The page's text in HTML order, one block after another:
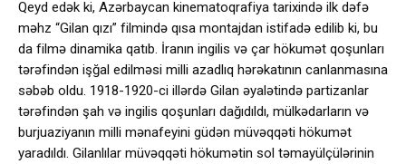
Qeyd edək ki, Azərbaycan kinematoqrafiya tarixində ilk dəfə
məhz “Gilan qızı” filmində qısa montajdan istifadə edilib ki, bu
da filmə dinamika qatıb. İranın ingilis və çar hökumət qoşunları
tərəfindən işğal edilməsi milli azadlıq hərəkatının canlanmasına
səbəb oldu. 1918-1920-ci illərdə Gilan əyalətində partizanlar
tərəfindən şah və ingilis qoşunları dağıdıldı, mülkədarların və
burjuaziyanın milli mənafeyini güdən müvəqqəti hökumət
yaradıldı. Gilanlılar müvəqqəti hökumətin sol təmayülçülərinin